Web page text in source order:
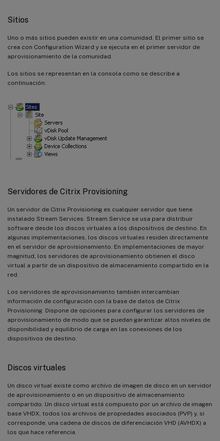
Sitios
Uno o más sitios pueden existir en una comunidad. El primer sitio se
crea con Configuration Wizard y se ejecuta en el primer servidor de
aprovisionamiento de la comunidad.
Los sitios se representan en la consola como se describe a
continuación:
Servidores de Citrix Provisioning
Un servidor de Citrix Provisioning es cualquier servidor que tiene
instalado Stream Services. Stream Service se usa para distribuir
software desde los discos virtuales a los dispositivos de destino. En
algunas implementaciones, los discos virtuales residen directamente
en el servidor de aprovisionamiento. En implementaciones de mayor
magnitud, los servidores de aprovisionamiento obtienen el disco
virtual a partir de un dispositivo de almacenamiento compartido en la
red.
Los servidores de aprovisionamiento también intercambian
información de configuración con la base de datos de Citrix
Provisioning. Dispone de opciones para configurar los servidores de
aprovisionamiento de modo que se puedan garantizar altos niveles de
disponibilidad y equilibrio de carga en las conexiones de los
dispositivos de destino.
Discos virtuales
Un disco virtual existe como archivo de imagen de disco en un servidor
de aprovisionamiento o en un dispositivo de almacenamiento
compartido. Un disco virtual está compuesto por un archivo de imagen
base VHDX, todos los archivos de propiedades asociados (PVP) y, si
corresponde, una cadena de discos de diferenciación VHD (AVHDX) a
los que hace referencia.